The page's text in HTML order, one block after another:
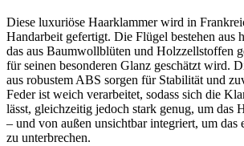
Diese luxuriöse Haarklammer wird in
Handarbeit gefertigt. Die Flügel bestehen aus
das aus Baumwollblüten und Holzzellstoffen
für seinen besonderen Glanz geschätzt wird.
aus robustem ABS sorgen für Stabilität und
Feder ist weich verarbeitet, sodass sich die
lässt, gleichzeitig jedoch stark genug, um das
– und von außen unsichtbar integriert, um das
zu unterbrechen.